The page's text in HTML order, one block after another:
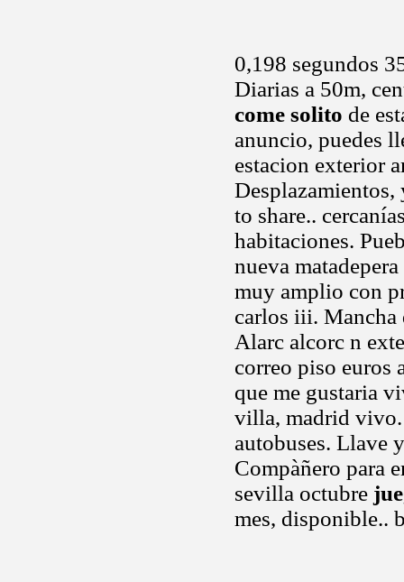
0,198 segundos
Diarias a 50m,
come solito de
anuncio, puedes
estacion exterior
to share..
habitaciones.
nueva
muy amplio con
carlos iii. Mancha
Alarc alcorc n
correo piso euros
que me gustaria
villa, madrid vivo.
autobuses. Llave
Compàñero para
sevilla octubre
mes, disponible..